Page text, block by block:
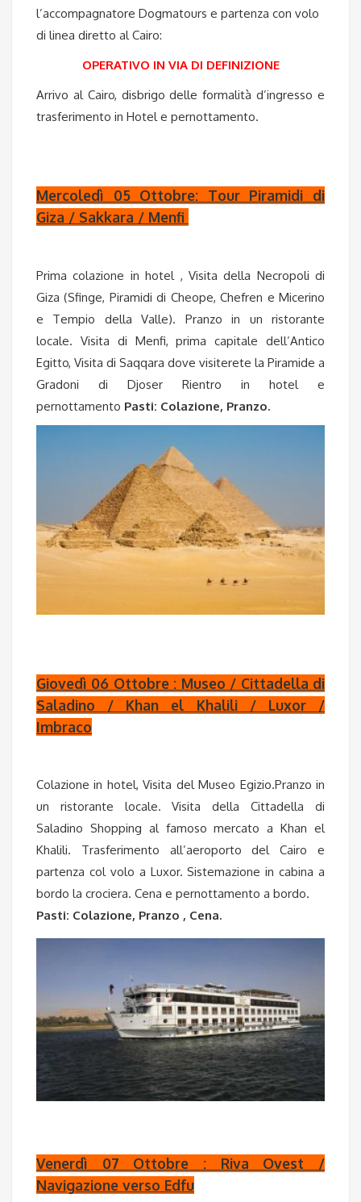
l’accompagnatore Dogmatours e partenza con volo
di linea diretto al Cairo:
OPERATIVO IN VIA DI DEFINIZIONE
Arrivo al Cairo, disbrigo delle formalità d’ingresso e
trasferimento in Hotel e pernottamento.
Mercoledì 05 Ottobre: Tour Piramidi di
Giza / Sakkara / Menfi
Prima colazione in hotel , Visita della Necropoli di
Giza (Sfinge, Piramidi di Cheope, Chefren e Micerino
e Tempio della Valle). Pranzo in un ristorante
locale. Visita di Menfi, prima capitale dell’Antico
Egitto, Visita di Saqqara dove visiterete la Piramide a
Gradoni di Djoser Rientro in hotel e
pernottamento Pasti: Colazione, Pranzo.
Giovedì 06 Ottobre : Museo / Cittadella di
Saladino / Khan el Khalili / Luxor /
Imbraco
Colazione in hotel, Visita del Museo Egizio.Pranzo in
un ristorante locale. Visita della Cittadella di
Saladino Shopping al famoso mercato a Khan el
Khalili. Trasferimento all’aeroporto del Cairo e
partenza col volo a Luxor. Sistemazione in cabina a
bordo la crociera. Cena e pernottamento a bordo.
Pasti: Colazione, Pranzo , Cena.
Venerdì 07 Ottobre : Riva Ovest /
Navigazione verso Edfu